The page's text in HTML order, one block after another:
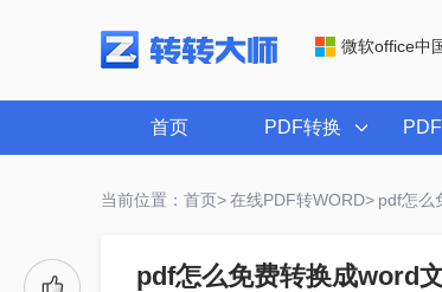
微软office中
首页 PDF转换
当前位置：首页> 在线PDF转WORD> pdf怎么
pdf怎么免费转换成word